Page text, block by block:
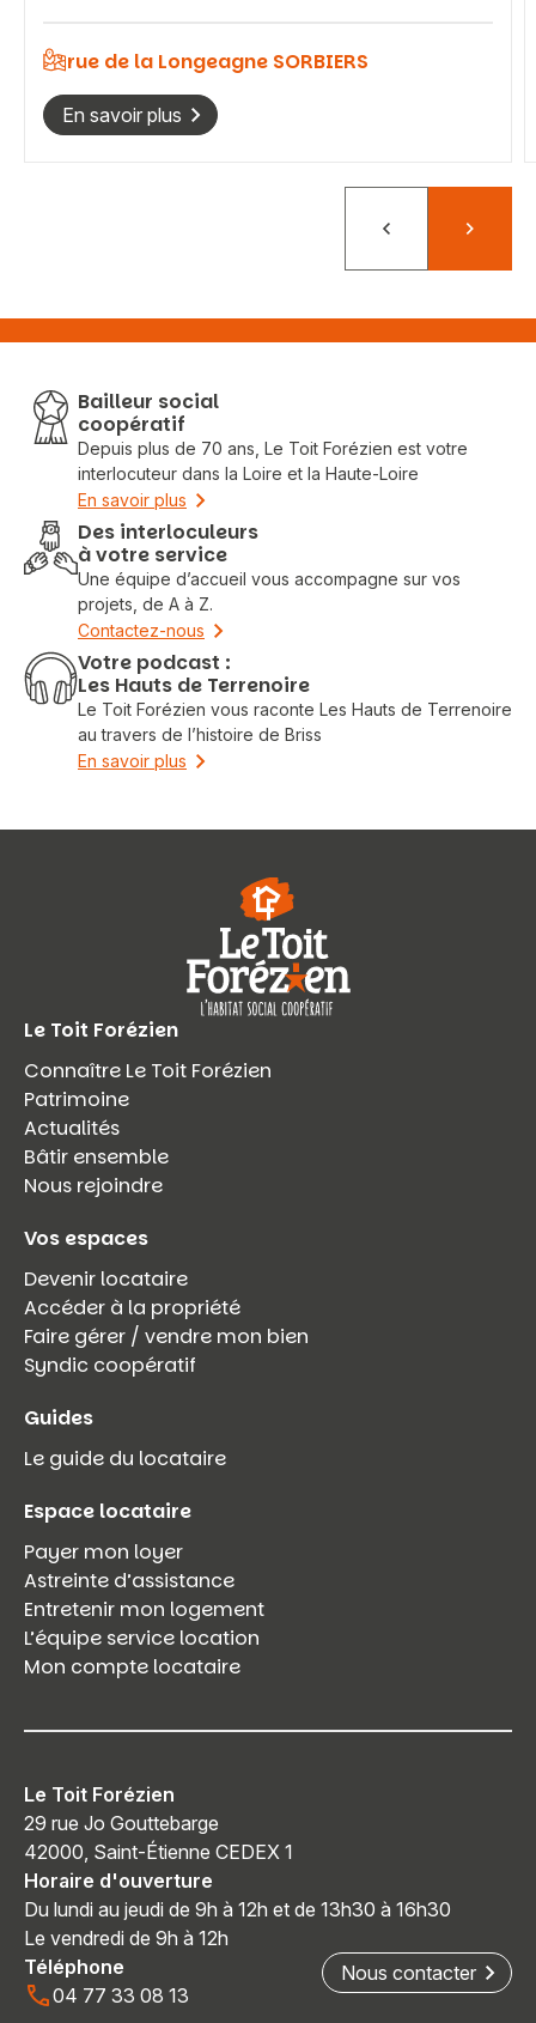
rue de la Longeagne SORBIERS
En savoir plus
PrécédentSuivant
Bailleur social
coopératif
Depuis plus de 70 ans, Le Toit Forézien est votre
interlocuteur dans la Loire et la Haute-Loire
En savoir plus
Des interloculeurs
à votre service
Une équipe d’accueil vous accompagne sur vos
projets, de A à Z.
Contactez-nous
Votre podcast :
Les Hauts de Terrenoire
Le Toit Forézien vous raconte Les Hauts de Terrenoire
au travers de l’histoire de Briss
En savoir plus
Le Toit Forézien
Connaître Le Toit Forézien
Patrimoine
Actualités
Bâtir ensemble
Nous rejoindre
Vos espaces
Devenir locataire
Accéder à la propriété
Faire gérer / vendre mon bien
Syndic coopératif
Guides
Le guide du locataire
Espace locataire
Payer mon loyer
Astreinte d’assistance
Entretenir mon logement
L’équipe service location
Mon compte locataire
Le Toit Forézien
29 rue Jo Gouttebarge
42000, Saint-Étienne CEDEX 1
Horaire d'ouverture
Du lundi au jeudi de 9h à 12h et de 13h30 à 16h30
Le vendredi de 9h à 12h
Téléphone
04 77 33 08 13
Nous contacter